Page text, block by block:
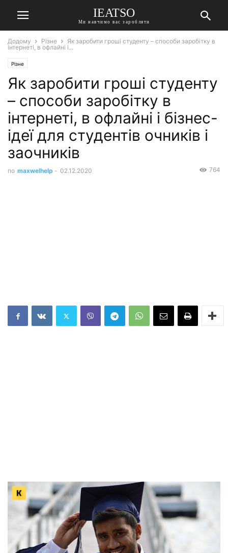
IEATSO
Ми навчимо вас заробляти
Додому Різне
Як заробити гроші студенту – способи заробітку в
інтернеті, в офлайні і...
Різне
Як заробити гроші студенту
– способи заробітку в
інтернеті, в офлайні і бізнес-
ідеї для студентів очників і
заочників
по maxwelhelp - 02.12.2020 764